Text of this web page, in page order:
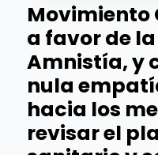
Movimiento
a favor de la
Amnistía, y
nula
hacia los
revisar el